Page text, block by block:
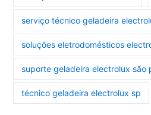
serviço técnico geladeira
soluções eletrodomésticos
suporte geladeira electrolux são
técnico geladeira electrolux sp